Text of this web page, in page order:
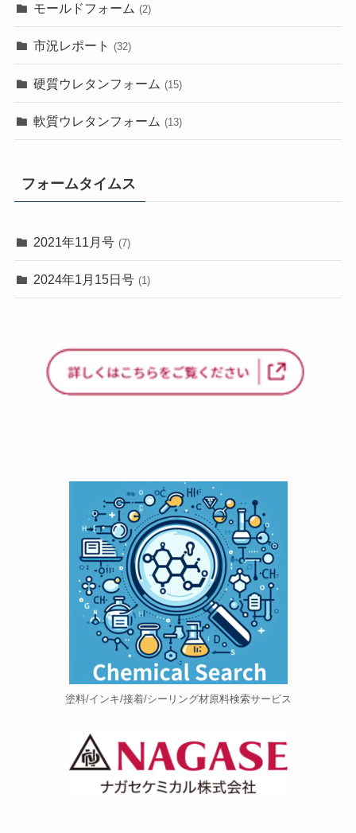
モールドフォーム (2)
市況レポート (32)
硬質ウレタンフォーム (15)
軟質ウレタンフォーム (13)
フォームタイムス
2021年11月号 (7)
2024年1月15日号 (1)
塗料/インキ/接着/シーリング材原料検索サービス